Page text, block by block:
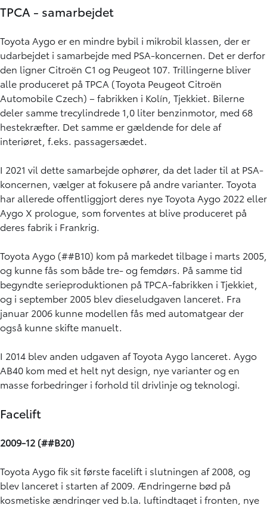
TPCA - samarbejdet
Toyota Aygo er en mindre bybil i mikrobil klassen, der er
udarbejdet i samarbejde med PSA-koncernen. Det er derfor
den ligner Citroën C1 og Peugeot 107. Trillingerne bliver
alle produceret på TPCA (Toyota Peugeot Citroën
Automobile Czech) – fabrikken i Kolín, Tjekkiet. Bilerne
deler samme trecylindrede 1,0 liter benzinmotor, med 68
hestekræfter. Det samme er gældende for dele af
interiøret, f.eks. passagersædet.
I 2021 vil dette samarbejde ophører, da det lader til at PSA-
koncernen, vælger at fokusere på andre varianter. Toyota
har allerede offentliggjort deres nye Toyota Aygo 2022 eller
Aygo X prologue, som forventes at blive produceret på
deres fabrik i Frankrig.
Toyota Aygo (##B10) kom på markedet tilbage i marts 2005,
og kunne fås som både tre- og femdørs. På samme tid
begyndte serieproduktionen på TPCA-fabrikken i Tjekkiet,
og i september 2005 blev dieseludgaven lanceret. Fra
januar 2006 kunne modellen fås med automatgear der
også kunne skifte manuelt.
I 2014 blev anden udgaven af Toyota Aygo lanceret. Aygo
AB40 kom med et helt nyt design, nye varianter og en
masse forbedringer i forhold til drivlinje og teknologi.
Facelift
2009-12 (##B20)
Toyota Aygo fik sit første facelift i slutningen af 2008, og
blev lanceret i starten af 2009. Ændringerne bød på
kosmetiske ændringer ved b.la. luftindtaget i fronten, nye